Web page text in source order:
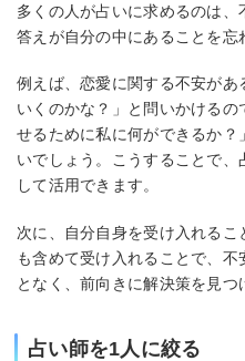
多くの人が占いに求めるのは
答えが自分の中にあることを忘
例えば、恋愛に関する不安があ
いくのかな？」と問いかける
せるために私に何ができるか
いでしょう。こうすることで
して活用できます。
次に、自分自身を受け入れる
も含めて受け入れることで、
となく、前向きに解決策を見つ
占い師を1人に絞る